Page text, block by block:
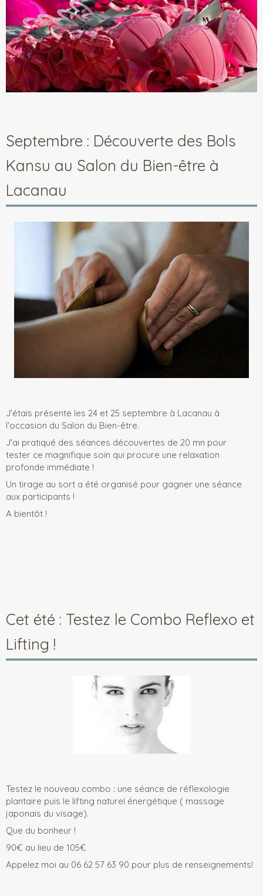
Septembre : Découverte des Bols
Kansu au Salon du Bien-être à
Lacanau
J'étais présente les 24 et 25 septembre à Lacanau à
l'occasion du Salon du Bien-être.
J'ai pratiqué des séances découvertes de 20 mn pour
tester ce magnifique soin qui procure une relaxation
profonde immédiate !
Un tirage au sort a été organisé pour gagner une séance
aux participants !
A bientôt !
Cet été : Testez le Combo Reflexo et
Lifting !
Testez le nouveau combo : une séance de réflexologie
plantaire puis le lifting naturel énergétique ( massage
japonais du visage).
Que du bonheur !
90€ au lieu de 105€
Appelez moi au 06 62 57 63 90 pour plus de renseignements!